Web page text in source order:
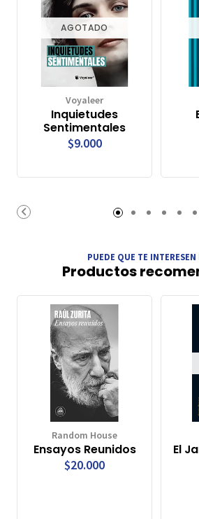
AGOTADO
Voyaleer
Inquietudes
Sentimentales
$9.000
PUEDE QUE TE INTERESEN
Productos
Random House
Ensayos Reunidos
$20.000
El